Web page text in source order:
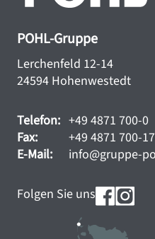
POHL-Gruppe
Lerchenfeld 12-14
24594 Hohenwestedt
Telefon: +49 4871 700-0
Fax:
+49 4871 700-
E-Mail:
info@gruppe-
Folgen Sie uns